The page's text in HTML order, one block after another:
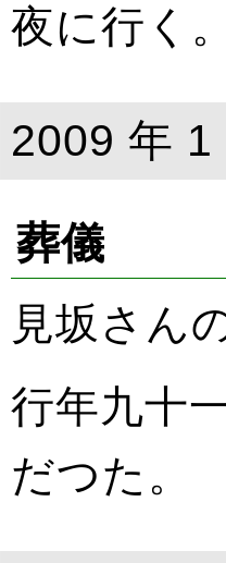
夜に行く
2009 年
葬儀
見坂 さん
行年九十
だつた。